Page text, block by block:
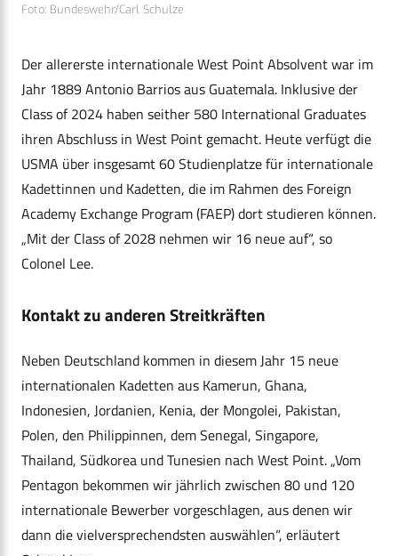
Foto: Bundeswehr/Carl Schulze
Der allererste internationale West Point Absolvent war im
Jahr 1889 Antonio Barrios aus Guatemala. Inklusive der
Class of 2024 haben seither 580 International Graduates
ihren Abschluss in West Point gemacht. Heute verfügt die
USMA über insgesamt 60 Studienplatze für internationale
Kadettinnen und Kadetten, die im Rahmen des Foreign
Academy Exchange Program (FAEP) dort studieren können.
„Mit der Class of 2028 nehmen wir 16 neue auf“, so
Colonel Lee.
Kontakt zu anderen Streitkräften
Neben Deutschland kommen in diesem Jahr 15 neue
internationalen Kadetten aus Kamerun, Ghana,
Indonesien, Jordanien, Kenia, der Mongolei, Pakistan,
Polen, den Philippinnen, dem Senegal, Singapore,
Thailand, Südkorea und Tunesien nach West Point. „Vom
Pentagon bekommen wir jährlich zwischen 80 und 120
internationale Bewerber vorgeschlagen, aus denen wir
dann die vielversprechendsten auswählen“, erläutert